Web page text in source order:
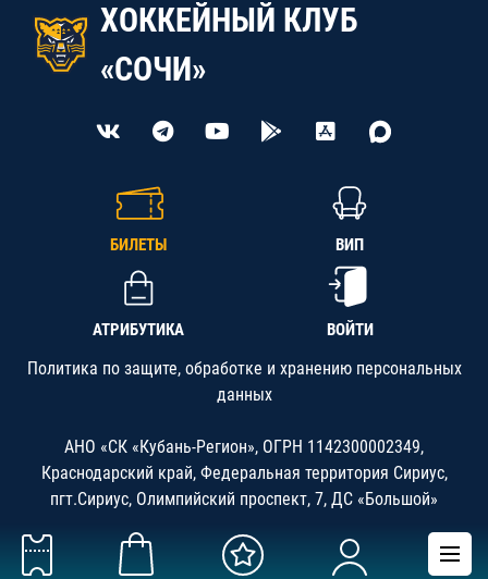
ХОККЕЙНЫЙ КЛУБ
«СОЧИ»
БИЛЕТЫ ВИП
АТРИБУТИКА ВОЙТИ
Политика по защите, обработке и хранению персональных
данных
АНО «СК «Кубань-Регион», ОГРН 1142300002349,
Краснодарский край, Федеральная территория Сириус,
пгт.Сириус, Олимпийский проспект, 7, ДС «Большой»